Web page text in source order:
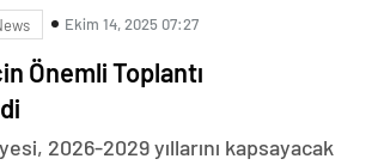
Ekim 14, 2025 07:27
Önemli Toplantı
2026-2029 yıllarını kapsayacak